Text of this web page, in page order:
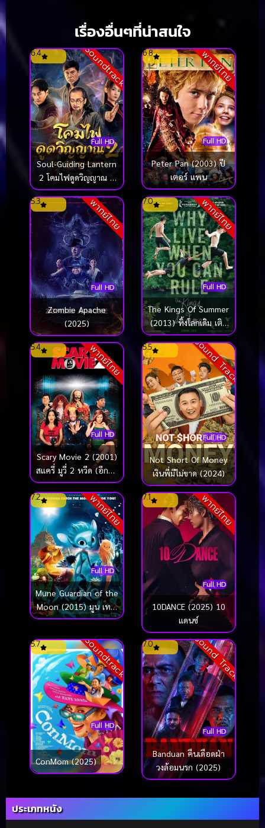
เรื่องอื่นๆที่น่าสนใจ
Soundtrack
Full HD
6.4
Soul-Guiding Lantern
2 โคมไฟดูดวิญญาณ 2
(2026)
พากย์ไทย
Full HD
6.8
Peter Pan (2003) ปี
เตอร์ แพน
พากย์ไทย
Full HD
5.3
Zombie Apache
(2025)
พากย์ไทย
Full HD
7.0
The Kings Of Summer
(2013) ทิ้งโลกเดิม เติม
โลกใหม่
พากย์ไทย
Full HD
5.4
Scary Movie 2 (2001)
สแครี่ มูวี่ 2 หวีด (อีกสัก
ที) จะดีไหมหว่า?
Sound Track
Full HD
5.5
Not Short Of Money
เงินพี่มีไม่ขาด (2024)
พากย์ไทย
Full HD
7.2
Mune Guardian of the
Moon (2015) มูน เทพ
พิทักษ์แห่งดวงจันทร์
พากย์ไทย
Full HD
7.1
10DANCE (2025) 10
แดนซ์
Soundtrack
Full HD
5.7
ConMom (2025)
Sound Track
Full HD
7.0
Banduan คืนเดือดฝ่า
วงล้อมนรก (2025)
ประเภทหนัง